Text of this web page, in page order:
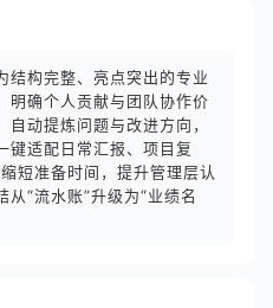
结构完整、亮点突出的专业
明确个人贡献与团队协作价
动提炼问题与改进方向，
键适配日常汇报、项目复
短准备时间，提升管理层认
“流水账”升级为“业绩名